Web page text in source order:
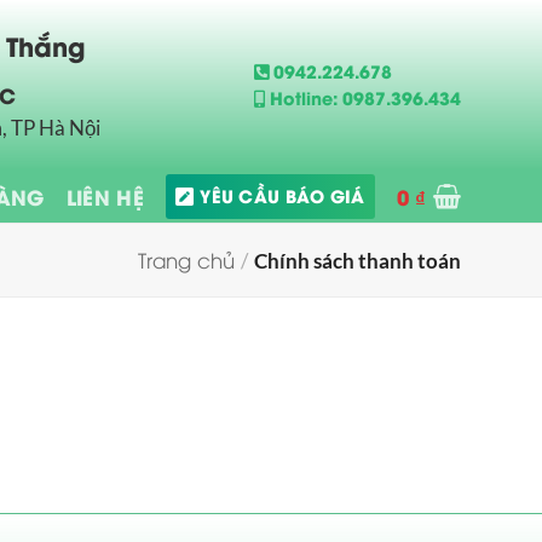
TP Hà Nội
0942.224.678
Hotline: 0987.396.434
LIÊN HỆ YÊU CẦU BÁO GIÁ 0 ₫
Trang chủ / Chính sách thanh toán